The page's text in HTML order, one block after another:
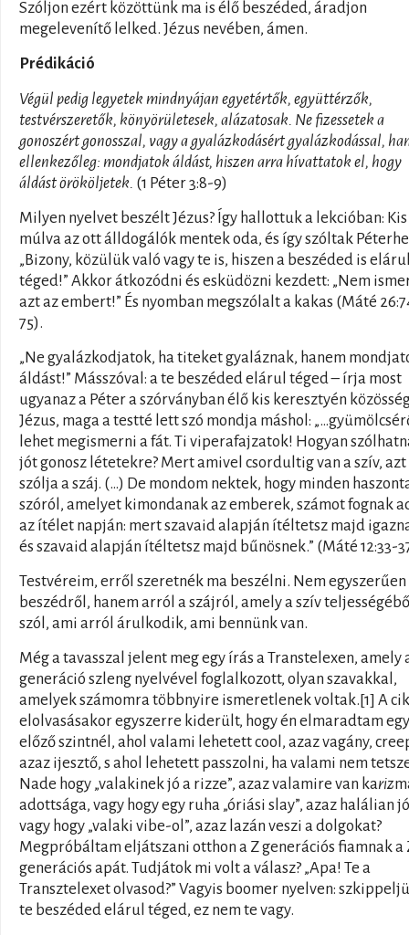
Szóljon ezért közöttünk ma is élő beszéded, áradjon
megelevenítő lelked. Jézus nevében, ámen.
Prédikáció
Végül pedig legyetek mindnyájan egyetértők, együttérzők,
testvérszeretők, könyörületesek, alázatosak. Ne fizessetek a
gonoszért gonosszal, vagy a gyalázkodásért gyalázkodással,
ellenkezőleg: mondjatok áldást, hiszen arra hívattatok el, hogy
áldást örököljetek. (1 Péter 3:8-9)
Milyen nyelvet beszélt Jézus? Így hallottuk a lekcióban:
múlva az ott álldogálók mentek oda, és így szóltak
„Bizony, közülük való vagy te is, hiszen a beszéded is
téged!” Akkor átkozódni és esküdözni kezdett: „Nem
azt az embert!” És nyomban megszólalt a kakas (Máté
75).
„Ne gyalázkodjatok, ha titeket gyaláznak, hanem
áldást!” Másszóval: a te beszéded elárul téged – írja most
ugyanaz a Péter a szórványban élő kis keresztyén
Jézus, maga a testté lett szó mondja máshol:
lehet megismerni a fát. Ti viperafajzatok! Hogyan
jót gonosz létetekre? Mert amivel csordultig van a szív, azt
szólja a száj. (…) De mondom nektek, hogy minden
szóról, amelyet kimondanak az emberek, számot fognak
az ítélet napján: mert szavaid alapján ítéltetsz majd
és szavaid alapján ítéltetsz majd bűnösnek.” (Máté 12:33-
Testvéreim, erről szeretnék ma beszélni. Nem egyszerűen
beszédről, hanem arról a szájról, amely a szív
szól, ami arról árulkodik, ami bennünk van.
Még a tavasszal jelent meg egy írás a Transtelexen, amely
generáció szleng nyelvével foglalkozott, olyan szavakkal,
amelyek számomra többnyire ismeretlenek voltak.[1] A
elolvasásakor egyszerre kiderült, hogy én elmaradtam egy
előző szintnél, ahol valami lehetett cool, azaz vagány,
azaz ijesztő, s ahol lehetett passzolni, ha valami nem
Nade hogy „valakinek jó a rizze”, azaz valamire van kariz
adottsága, vagy hogy egy ruha „óriási slay”, azaz halálian
vagy hogy „valaki vibe-ol”, azaz lazán veszi a dolgokat?
Megpróbáltam eljátszani otthon a Z generációs fiamnak a
generációs apát. Tudjátok mi volt a válasz? „Apa! Te a
Transztelexet olvasod?” Vagyis boomer nyelven:
te beszéded elárul téged, ez nem te vagy.